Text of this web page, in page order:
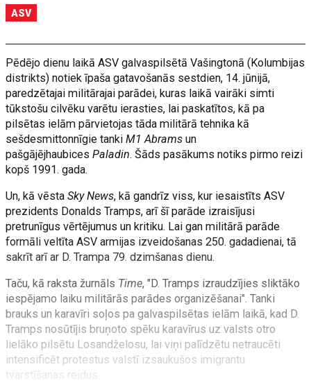
ASV
Pēdējo dienu laikā ASV galvaspilsētā Vašingtonā (Kolumbijas
distrikts) notiek īpaša gatavošanās sestdien, 14. jūnijā,
paredzētajai militārajai parādei, kuras laikā vairāki simti
tūkstošu cilvēku varētu ierasties, lai paskatītos, kā pa
pilsētas ielām pārvietojas tāda militārā tehnika kā
sešdesmittonnīgie tankiM1 Abramsun
pašgājējhaubicesPaladin. Šāds pasākums notiks pirmo reizi
kopš 1991. gada.
Un, kā vēsta Sky News, kā gandrīz viss, kur iesaistīts ASV
prezidents Donalds Tramps, arī šī parāde izraisījusi
pretrunīgus vērtējumus un kritiku. Lai gan militārā parāde
formāli veltīta ASV armijas izveidošanas 250. gadadienai, tā
sakrīt arī ar D. Trampa 79. dzimšanas dienu.
Taču, kā raksta žurnāls Time, "D. Tramps izraudzījies sliktāko
iespējamo laiku militārās parādes organizēšanai". Tanki
brauks un karavīri soļos pa galvaspilsētas ielām laikā, kad D.
Tramps nosūtījis bruņoto spēku karavīrus uz valsts otro
lielāko pilsētu Losandželosu, lai viņi palīdzētu netraucēti
intensificēt protestus valstī izsaukušos imigrantu
tvarstīšanas reidus.